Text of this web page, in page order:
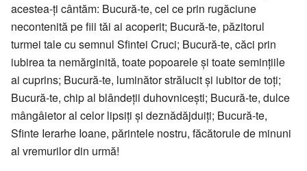
acestea-ți cântăm: Bucură-te, cel ce prin rugăciune
necontenită pe fiii tăi ai acoperit; Bucură-te, păzitorul
turmei tale cu semnul Sfintei Cruci; Bucură-te, căci prin
iubirea ta nemărginită, toate popoarele și toate semințiile
ai cuprins; Bucură-te, luminător strălucit și iubitor de toți;
Bucură-te, chip al blândeții duhovnicești; Bucură-te, dulce
mângâietor al celor lipsiți și deznădăjduiți; Bucură-te,
Sfinte Ierarhe Ioane, părintele nostru, făcătorule de minuni
al vremurilor din urmă!